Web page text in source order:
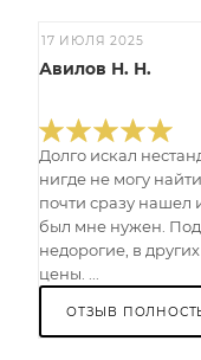
17 ИЮЛЯ 2025
Авилов Н. Н.
Долго искал
нигде не могу
почти сразу нашел
был мне нужен.
недорогие, в
цены. ...
ОТЗЫВ